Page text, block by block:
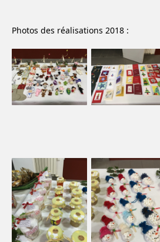
Photos des réalisations 2018 :